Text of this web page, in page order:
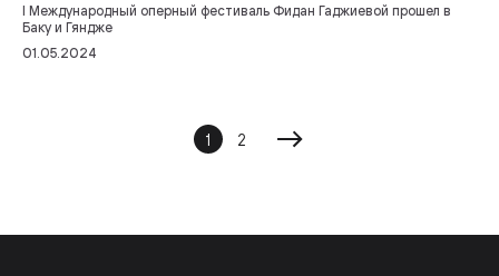
I Международный оперный фестиваль Фидан Гаджиевой прошел в
Баку и Гяндже
01.05.2024
1 2